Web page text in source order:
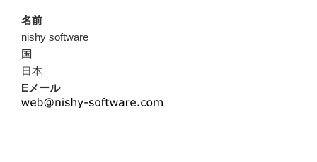
名前
nishy software
国
日本
Eメール